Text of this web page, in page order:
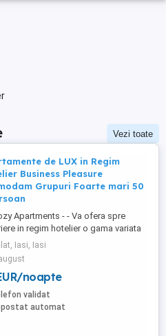
Vezi toate
de LUX in Regim
Business Pleasure
Grupuri Foarte mari 50
Apartments - - Va ofera spre
in regim hotelier o gama variata
si garsoniere situate in
cheie ale orasului doar in
rezidentiale noi: *Zona Palas
Centru - Complex Lazar Residence;
Palas Mall - Centru Complex Q
*Zona Palas Mall - ...
Iasi, Iasi
noapte
validat
automat